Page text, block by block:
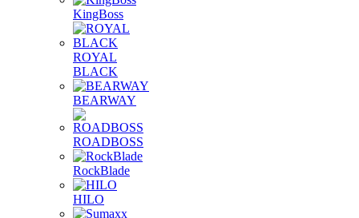
KingBoss
ROYAL
BLACK
BEARWAY
ROADBOSS
RockBlade
HILO